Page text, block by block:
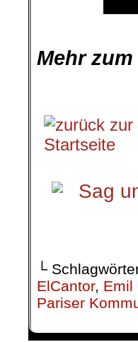
Mehr
└
ElCantor, Emil
Pariser